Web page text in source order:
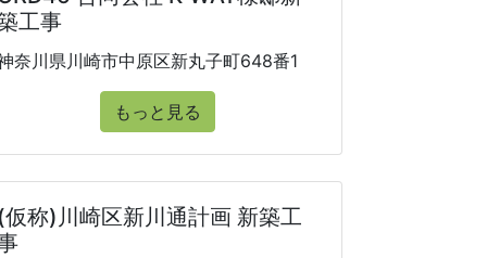
工事
奈川県川崎市中原区新丸子町648番1
もっと見る
称)川崎区新川通計画 新築工